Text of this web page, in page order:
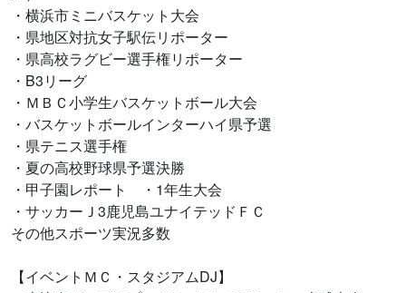
・横浜市ミニバスケット大会
・県地区対抗女子駅伝リポーター
・県高校ラグビー選手権リポーター
・B3リーグ
・ＭＢＣ小学生バスケットボール大会
・バスケットボールインターハイ県予選
・県テニス選手権
・夏の高校野球県予選決勝
・甲子園レポート ・1年生大会
・サッカーＪ3鹿児島ユナイテッドＦＣ
その他スポーツ実況多数
【イベントＭＣ・スタジアムDJ】